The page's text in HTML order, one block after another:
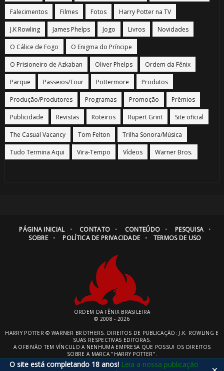
Falecimentos Filmes Fotos Harry Potter na TV
J.K Rowling James Phelps Jogo Livros Novidades
O Cálice de Fogo O Enigma do Príncipe
O Prisioneiro de Azkaban Oliver Phelps Ordem da Fênix
Parque Passeios/Tour Pottermore Produtos
Produção/Produtores Programas Promoção Prêmios
Publicidade Revistas Roteiros Rupert Grint Site oficial
The Casual Vacancy Tom Felton Trilha Sonora/Música
Tudo Termina Aqui Vira-Tempo Vídeos Warner Bros.
PÁGINA INICIAL CONTATO CONTEÚDO
PESQUISA
SOBRE
POLÍTICA DE PRIVACIDADE TERMOS DE USO
ORDEM DA FÊNIX BRASILEIRA
© 2008 - 2026
HARRY POTTER © WARNER BROTHERS. DIREITOS DE PUBLICAÇÃO: J.K. ROWLING E
SUAS RESPECTIVAS EDITORAS.
A OFB NÃO TEM VÍNCULO A NENHUMA EMPRESA QUE POSSUI OS DIREITOS
SOBRE A MARCA "HARRY POTTER".
O site está completando 18 anos! Leia a nossa publicação